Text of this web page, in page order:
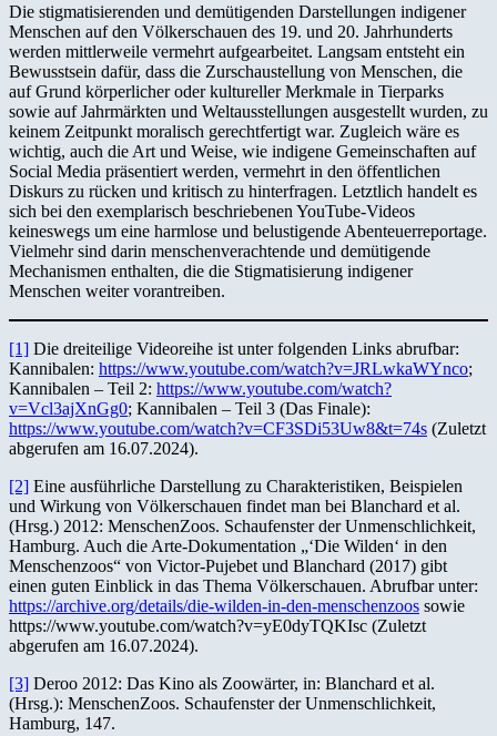
Die stigmatisierenden und demütigenden Darstellungen indigener
Menschen auf den Völkerschauen des 19. und 20. Jahrhunderts
werden mittlerweile vermehrt aufgearbeitet. Langsam entsteht ein
Bewusstsein dafür, dass die Zurschaustellung von Menschen, die
auf Grund körperlicher oder kultureller Merkmale in Tierparks
sowie auf Jahrmärkten und Weltausstellungen ausgestellt wurden, zu
keinem Zeitpunkt moralisch gerechtfertigt war. Zugleich wäre es
wichtig, auch die Art und Weise, wie indigene Gemeinschaften auf
Social Media präsentiert werden, vermehrt in den öffentlichen
Diskurs zu rücken und kritisch zu hinterfragen. Letztlich handelt es
sich bei den exemplarisch beschriebenen YouTube-Videos
keineswegs um eine harmlose und belustigende Abenteuerreportage.
Vielmehr sind darin menschenverachtende und demütigende
Mechanismen enthalten, die die Stigmatisierung indigener
Menschen weiter vorantreiben.
[1] Die dreiteilige Videoreihe ist unter folgenden Links abrufbar:
Kannibalen: https://www.youtube.com/watch?v=JRLwkaWYnco;
Kannibalen – Teil 2: https://www.youtube.com/watch?
v=Vcl3ajXnGg0; Kannibalen – Teil 3 (Das Finale):
https://www.youtube.com/watch?v=CF3SDi53Uw8&t=74s (Zuletzt
abgerufen am 16.07.2024).
[2] Eine ausführliche Darstellung zu Charakteristiken, Beispielen
und Wirkung von Völkerschauen findet man bei Blanchard et al.
(Hrsg.) 2012: MenschenZoos. Schaufenster der Unmenschlichkeit,
Hamburg. Auch die Arte-Dokumentation „‘Die Wilden‘ in den
Menschenzoos“ von Victor-Pujebet und Blanchard (2017) gibt
einen guten Einblick in das Thema Völkerschauen. Abrufbar unter:
https://archive.org/details/die-wilden-in-den-menschenzoos sowie
https://www.youtube.com/watch?v=yE0dyTQKIsc (Zuletzt
abgerufen am 16.07.2024).
[3] Deroo 2012: Das Kino als Zoowärter, in: Blanchard et al.
(Hrsg.): MenschenZoos. Schaufenster der Unmenschlichkeit,
Hamburg, 147.